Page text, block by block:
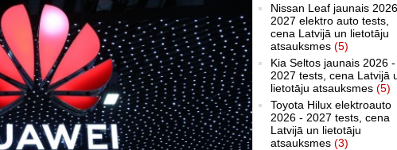
Nissan Leaf jaunais
2027 elektro auto tests,
cena Latvijā un lietotāju
atsauksmes (5)
Kia Seltos jaunais 2026 -
2027 tests, cena Latvijā
lietotāju atsauksmes (5)
Toyota Hilux elektroauto
2026 - 2027 tests, cena
Latvijā un lietotāju
atsauksmes (3)